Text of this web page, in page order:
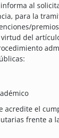
al
para la
del
acredite el
frente a